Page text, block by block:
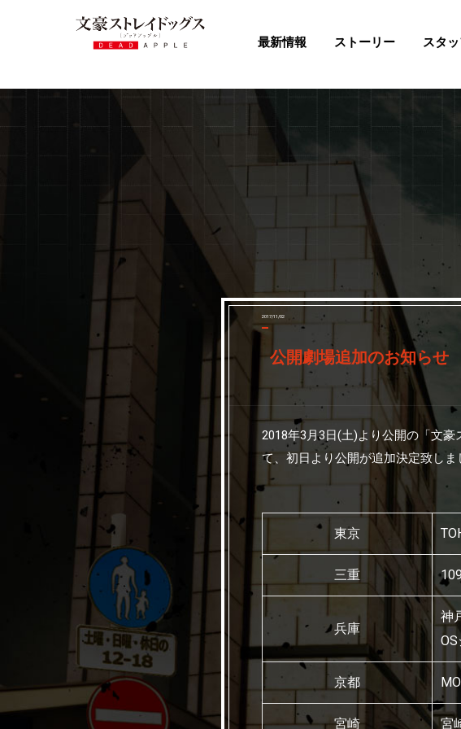
最新情報 ストーリー スタ
2017/11/02
公開劇場追加のお知らせ
2018年3月3日(土)より公開の「文豪
て、初日より公開が追加決定致しま
東京
三重
兵庫
神
京都
宮崎 宮